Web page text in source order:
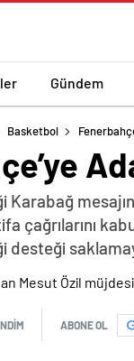
Gündem
Basketbol
Karabağ
çağrılarını
desteği
ABONE OL